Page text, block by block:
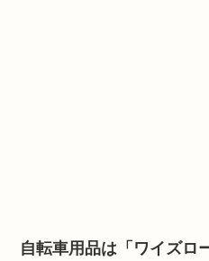
自転車用品は「ワイズロ